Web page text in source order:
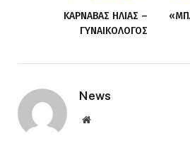
ΚΑΡΝΑΒΑΣ ΗΛΙΑΣ –
ΓΥΝΑΙΚΟΛΟΓΟΣ
News
Website